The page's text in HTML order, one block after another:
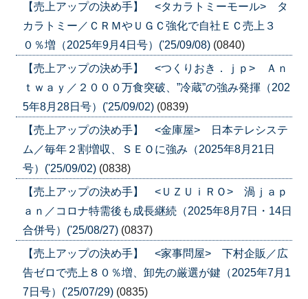
【売上アップの決め手】 <タカラトミーモール> タ
カラトミー／ＣＲＭやＵＧＣ強化で自社ＥＣ売上３
０％増（2025年9月4日号）('25/09/08) (0840)
【売上アップの決め手】 <つくりおき．ｊｐ> Ａｎ
ｔｗａｙ／２０００万食突破、”冷蔵”の強み発揮（202
5年8月28日号）('25/09/02) (0839)
【売上アップの決め手】 <金庫屋> 日本テレシステ
ム／毎年２割増収、ＳＥＯに強み（2025年8月21日
号）('25/09/02) (0838)
【売上アップの決め手】 <ＵＺＵｉＲＯ> 渦ｊａｐ
ａｎ／コロナ特需後も成長継続（2025年8月7日・14日
合併号）('25/08/27) (0837)
【売上アップの決め手】 <家事問屋> 下村企販／広
告ゼロで売上８０％増、卸先の厳選が鍵（2025年7月1
7日号）('25/07/29) (0835)